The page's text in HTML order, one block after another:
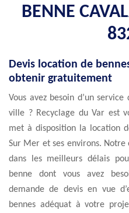
BENNE
Devis location de
obtenir gratuitement
Vous avez besoin d’un
ville ? Recyclage du Var est
met à disposition la location
Sur Mer et ses environs.
dans les meilleurs délais
benne dont vous avez
demande de devis en vue
bennes adéquat à votre